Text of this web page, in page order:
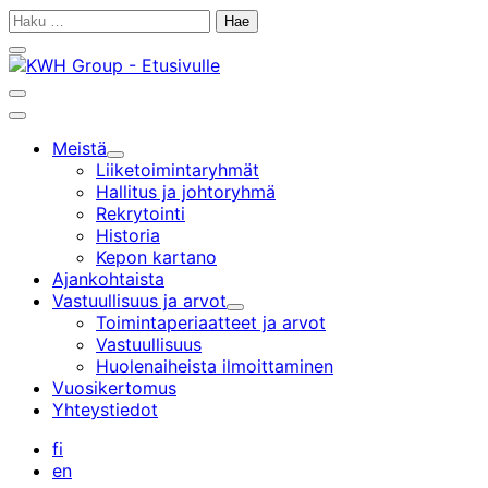
Siirry
Haku:
Sulje
hakupalkki
Avaa
hakupalkki
Päävalikko
Meistä
Alavalikko
Liiketoiminta­ryhmät
Hallitus ja johtoryhmä
Rekrytointi
Historia
Kepon kartano
Ajankohtaista
Vastuullisuus ja arvot
Alavalikko
Toimintaperiaatteet ja arvot
Vastuullisuus
Huolenaiheista ilmoittaminen
Vuosikertomus
Yhteystiedot
fi
en